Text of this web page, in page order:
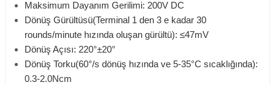
Maksimum Dayanım Gerilimi: 200V DC
Dönüş Gürültüsü(Terminal 1 den 3 e kadar 30
rounds/minute hızında oluşan gürültü): ≤47mV
Dönüş Açısı: 220°±20°
Dönüş Torku(60°/s dönüş hızında ve 5-35°C sıcaklığında):
0.3-2.0Ncm